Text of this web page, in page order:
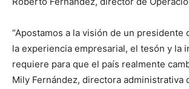
“Apostamos a la visión de un presidente
la experiencia empresarial, el tesón y la
requiere para que el país realmente
Mily Fernández, directora administrativa